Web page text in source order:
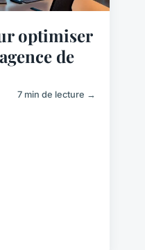
optimiser
de
7 min de lecture →